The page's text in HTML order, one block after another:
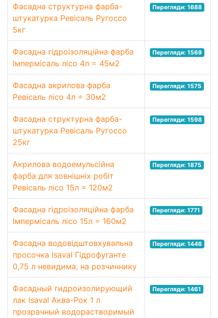
Фасадна структурна фарба-
штукатурка Ревісаль Ругоссо
5кг
Перегляди: 1688
Фасадна гідроізоляційна фарба
Імпермісаль лісо 4л = 45м2
Перегляди: 1569
Фасадна акрилова фарба
Ревісаль лісо 4л = 30м2
Перегляди: 1575
Фасадна структурна фарба-
штукатурка Ревісаль Ругоссо
25кг
Перегляди: 1598
Акрилова водоемульсійна
фарба для зовнішніх робіт
Ревісаль лісо 15л = 120м2
Перегляди: 1875
Фасадна гідроізоляційна фарба
Імпермісаль лісо 15л = 160м2
Перегляди: 1771
Фасадна водовідштовхувальна
просочка Isaval Гідрофуганте
0,75 л невидима, на розчиннику
Перегляди: 1446
Фасадный гидроизолирующий
лак Isaval Аква-Рок 1 л
прозрачный водорастворимый
Перегляди: 1461